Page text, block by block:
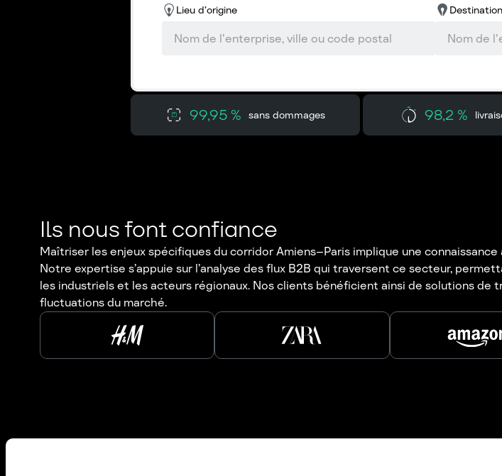
Lieu d’origine Destination
99,95 % sans dommages 98,2 %
Ils nous font confiance
Maîtriser les enjeux spécifiques du corridor Amiens–Paris implique une
Notre expertise s’appuie sur l’analyse des flux B2B qui traversent ce secteur,
les industriels et les acteurs régionaux. Nos clients bénéficient ainsi de solutions
fluctuations du marché.